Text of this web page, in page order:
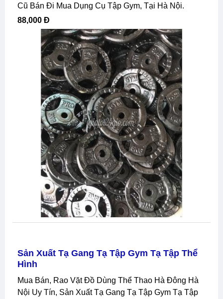
Cũ Bán Đi Mua Dụng Cụ Tập Gym, Tại Hà Nội.
88,000 Đ
Sản Xuất Tạ Gang Tạ Tập Gym Tạ Tập Thể
Hình
Mua Bán, Rao Vặt Đồ Dùng Thể Thao Hà Đông Hà
Nội Uy Tín, Sản Xuất Tạ Gang Tạ Tập Gym Tạ Tập